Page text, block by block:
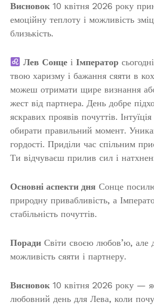
Висновок 10 квітня 2026 року
емоційну теплоту і можливість
близькість.
Лев Сонцеі Імператор
твою харизму і бажання сяяти в
можеш отримати щире визнання
жест від партнера. День добре
яскравих проявів почуттів.
обирати правильний момент.
гордості. Приділи час спільним
Ти відчуваєш прилив сил і
Основні аспекти дня Сонце
природну привабливість, а
стабільність почуттів.
Поради Світи своєю любов’ю, але
можливість сяяти і партнеру.
Висновок 10 квітня 2026 року —
любовний день для Лева, коли